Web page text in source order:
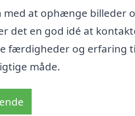
med at ophænge billeder
det en god idé at
færdigheder og erfaring
måde.